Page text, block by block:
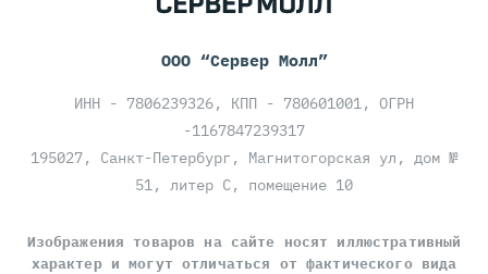
ООО “Сервер Молл”
ИНН - 7806239326, КПП - 780601001, ОГРН
-1167847239317
195027, Санкт-Петербург, Магнитогорская ул, дом №
51, литер С, помещение 10
Изображения товаров на сайте носят иллюстративный
характер и могут отличаться от фактического вида